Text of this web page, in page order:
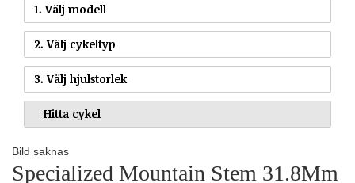
1. Välj modell
2. Välj cykeltyp
3. Välj hjulstorlek
Bild saknas
Specialized Mountain Stem 31.8Mm